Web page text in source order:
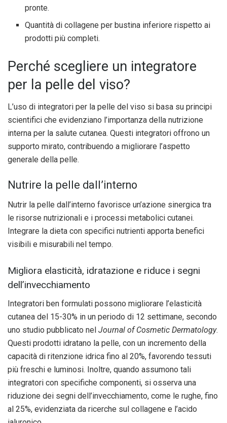
pronte.
Quantità di collagene per bustina inferiore rispetto ai
prodotti più completi.
Perché scegliere un integratore
per la pelle del viso?
L’uso di integratori per la pelle del viso si basa su principi
scientifici che evidenziano l’importanza della nutrizione
interna per la salute cutanea. Questi integratori offrono un
supporto mirato, contribuendo a migliorare l’aspetto
generale della pelle.
Nutrire la pelle dall’interno
Nutrir la pelle dall’interno favorisce un’azione sinergica tra
le risorse nutrizionali e i processi metabolici cutanei.
Integrare la dieta con specifici nutrienti apporta benefici
visibili e misurabili nel tempo.
Migliora elasticità, idratazione e riduce i segni
dell’invecchiamento
Integratori ben formulati possono migliorare l’elasticità
cutanea del 15-30% in un periodo di 12 settimane, secondo
uno studio pubblicato nel Journal of Cosmetic Dermatology.
Questi prodotti idratano la pelle, con un incremento della
capacità di ritenzione idrica fino al 20%, favorendo tessuti
più freschi e luminosi. Inoltre, quando assumono tali
integratori con specifiche componenti, si osserva una
riduzione dei segni dell’invecchiamento, come le rughe, fino
al 25%, evidenziata da ricerche sul collagene e l’acido